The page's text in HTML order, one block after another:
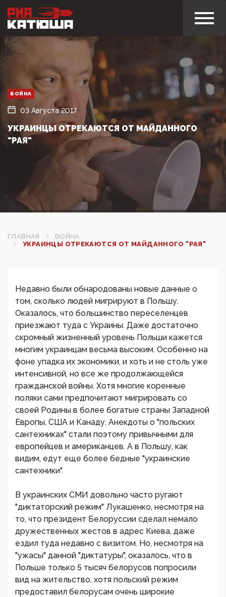
ВОЙНА
03 Августа 2017
УКРАИНЦЫ ОТРЕКАЮТСЯ ОТ МАЙДАННОГО
"РАЯ"
ГЛАВНАЯ
ВОЙНА
УКРАИНЦЫ ОТРЕКАЮТСЯ ОТ МАЙДАННОГО "РАЯ"
Недавно были обнародованы новые данные о
том, сколько людей мигрируют в Польшу.
Оказалось, что большинство переселенцев
приезжают туда с Украины. Даже достаточно
скромный жизненный уровень Польши кажется
многим украинцам весьма высоким. Особенно на
фоне упадка их экономики, и хоть и не столь уже
интенсивной, но все же продолжающейся
гражданской войны. Хотя многие коренные
поляки сами предпочитают мигрировать со
своей Родины в более богатые страны Западной
Европы, США и Канаду. Анекдоты о "польских
сантехниках" стали поэтому привычными для
европейцев и американцев. А в Польшу, как
видим, едут еще более бедные "украинские
сантехники".
В украинских СМИ довольно часто ругают
"диктаторский режим" Лукашенко, несмотря на
то, что президент Белоруссии сделал немало
дружественных жестов в адрес Киева, даже
ездил туда недавно с визитом. Но, несмотря на
"ужасы" данной "диктатуры", оказалось, что в
Польше только 5 тысяч белорусов попросили
вид на жительство, хотя польский режим
предоставил белорусам очень широкие